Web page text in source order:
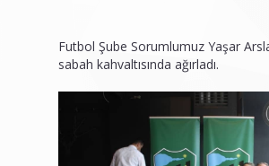
Futbol Şube Sorumlumuz Yaşar
sabah kahvaltısında ağırladı.